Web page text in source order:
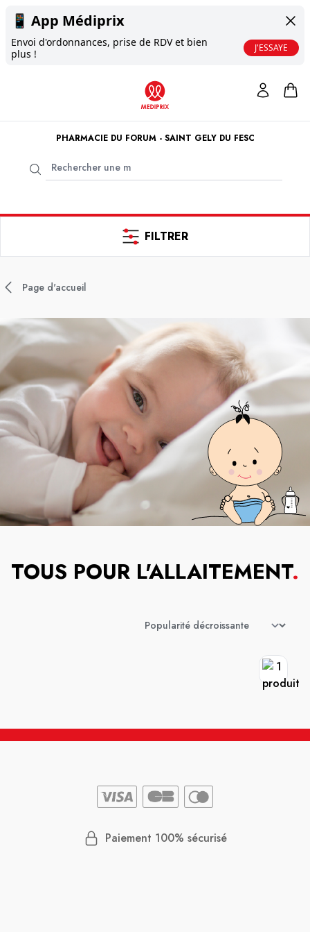
📱 App Médiprix
Envoi d'ordonnances, prise de RDV et bien
plus !
J'ESSAYE
PHARMACIE DU FORUM - SAINT GELY DU FESC
FILTRER
Page d'accueil
TOUS POUR L'ALLAITEMENT.
Paiement 100% sécurisé